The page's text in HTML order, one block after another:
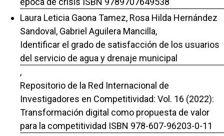
Laura Leticia Gaona Tamez, Rosa Hilda Hernández
Sandoval, Gabriel Aguilera Mancilla,
Identificar el grado de satisfacción de los usuarios
del servicio de agua y drenaje municipal
,
Repositorio de la Red Internacional de
Investigadores en Competitividad: Vol. 16 (2022):
Transformación digital como propuesta de valor
para la competitividad ISBN 978-607-96203-0-11